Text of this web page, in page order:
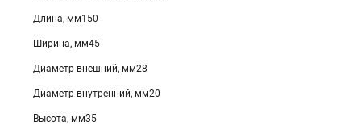
Длина, мм150
Ширина, мм45
Диаметр внешний, мм28
Диаметр внутренний, мм20
Высота, мм35